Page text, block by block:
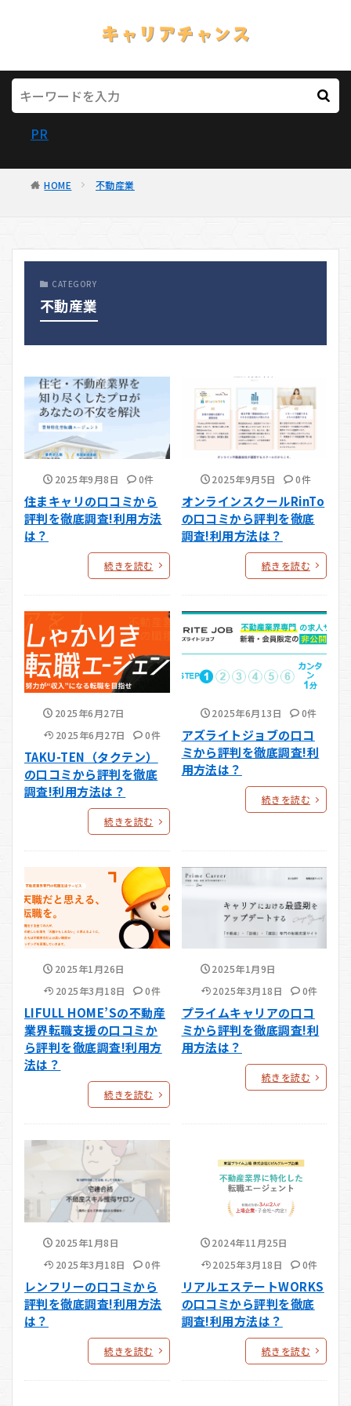
PR
HOME 不動産業
CATEGORY
不動産業
2025年9月8日 0件
住まキャリの口コミから
評判を徹底調査!利用方法
は？
続きを読む
2025年9月5日 0件
オンラインスクールRinTo
の口コミから評判を徹底
調査!利用方法は？
続きを読む
2025年6月27日
2025年6月27日
0件
TAKU-TEN（タクテン）
の口コミから評判を徹底
調査!利用方法は？
続きを読む
2025年6月13日 0件
アズライトジョブの口コ
ミから評判を徹底調査!利
用方法は？
続きを読む
2025年1月26日
2025年3月18日
0件
LIFULL HOME’Sの不動産
業界転職支援の口コミか
ら評判を徹底調査!利用方
法は？
続きを読む
2025年1月9日
2025年3月18日
0件
プライムキャリアの口コ
ミから評判を徹底調査!利
用方法は？
続きを読む
2025年1月8日
2025年3月18日
0件
レンフリーの口コミから
評判を徹底調査!利用方法
は？
続きを読む
2024年11月25日
2025年3月18日
0件
リアルエステートWORKS
の口コミから評判を徹底
調査!利用方法は？
続きを読む